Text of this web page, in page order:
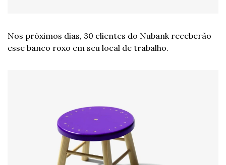
Nos próximos dias, 30 clientes do Nubank receberão
esse banco roxo em seu local de trabalho.